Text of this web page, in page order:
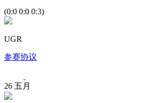
(0:0 0:0 0:3)
UGR
参赛协议
26 五月